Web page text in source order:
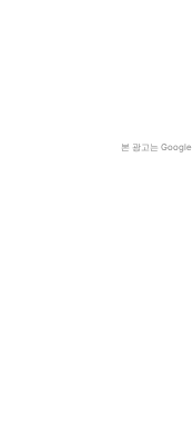
본 광고는